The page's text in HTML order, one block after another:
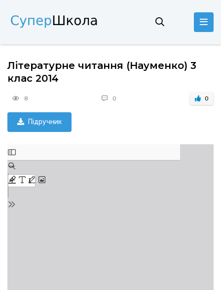
Літературне читання (Науменко) 3
клас 2014
8 0 0
Підручник